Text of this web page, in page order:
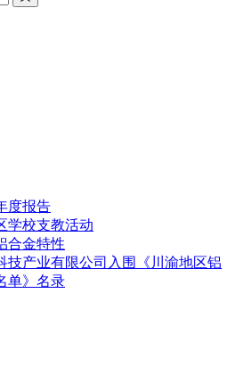
度报告
学校支教活动
合金特性
技产业有限公司入围《川渝地区铝
单》名录